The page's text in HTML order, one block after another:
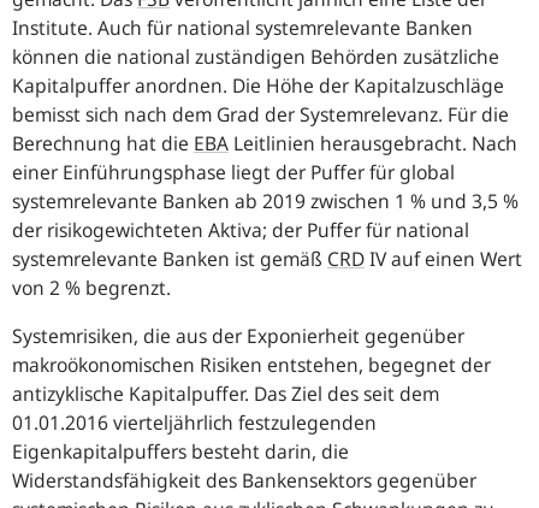
Institute. Auch für national systemrelevante Banken
können die national zuständigen Behörden zusätzliche
Kapitalpuffer anordnen. Die Höhe der Kapitalzuschläge
bemisst sich nach dem Grad der Systemrelevanz. Für die
Berechnung hat die EBA Leitlinien herausgebracht. Nach
einer Einführungsphase liegt der Puffer für global
systemrelevante Banken ab 2019 zwischen 1 % und 3,5 %
der risikogewichteten Aktiva; der Puffer für national
systemrelevante Banken ist gemäß CRDIV auf einen Wert
von 2 % begrenzt.
Systemrisiken, die aus der Exponierheit gegenüber
makroökonomischen Risiken entstehen, begegnet der
antizyklische Kapitalpuffer. Das Ziel des seit dem
01.01.2016 vierteljährlich festzulegenden
Eigenkapitalpuffers besteht darin, die
Widerstandsfähigkeit des Bankensektors gegenüber